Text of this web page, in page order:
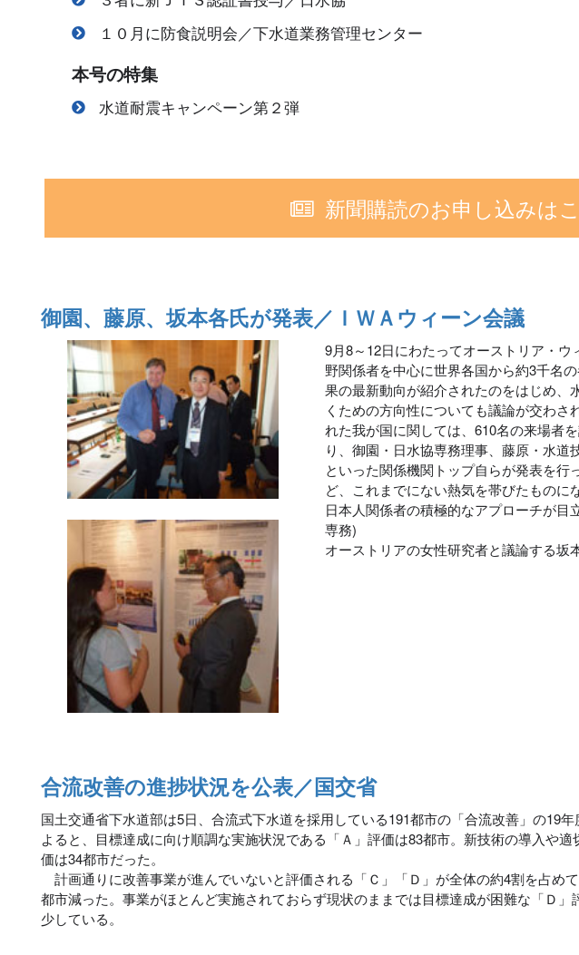
１０月に防食説明会／下水道業務管理センター
本号の特集
水道耐震キャンペーン第２弾
新聞購読のお申し込みは
御園、藤原、坂本各氏が発表／ＩＷＡウィーン会議
9月8～12日にわたってオーストリア・
野関係者を中心に世界各国から約3千名
果の最新動向が紹介されたのをはじめ、
くための方向性についても議論が交わさ
れた我が国に関しては、610名の来場者
り、御園・日水協専務理事、藤原・水
といった関係機関トップ自らが発表を行
ど、これまでにない熱気を帯びたものに
日本人関係者の積極的なアプローチが
専務)
オーストリアの女性研究者と議論する坂
合流改善の進捗状況を公表／国交省
国土交通省下水道部は5日、合流式下水道を採用している191都市の「合流改善」の19
よると、目標達成に向け順調な実施状況である「Ａ」評価は83都市。新技術の導入や
価は34都市だった。
計画通りに改善事業が進んでいないと評価される「Ｃ」「Ｄ」が全体の約4割を占め
都市減った。事業がほとんど実施されておらず現状のままでは目標達成が困難な「Ｄ
少している。